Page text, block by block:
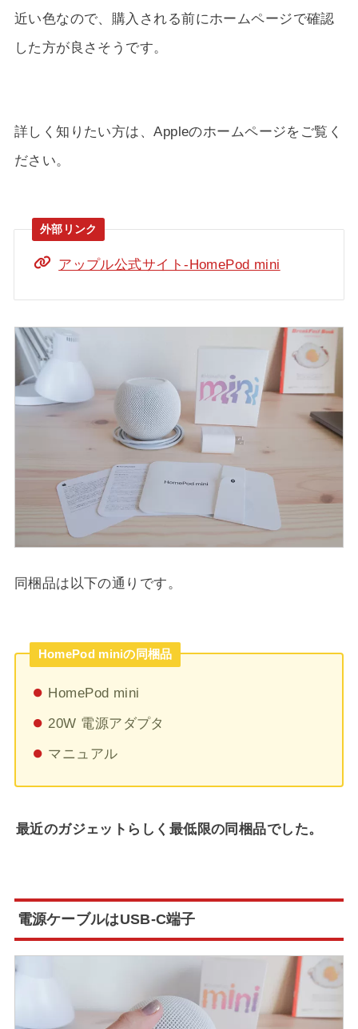
近い色なので、購入される前にホームページで確認
した方が良さそうです。
詳しく知りたい方は、Appleのホームページをご覧く
ださい。
アップル公式サイト-HomePod mini
同梱品は以下の通りです。
HomePod miniの同梱品
HomePod mini
20W 電源アダプタ
マニュアル
最近のガジェットらしく最低限の同梱品でした。
電源ケーブルはUSB-C端子